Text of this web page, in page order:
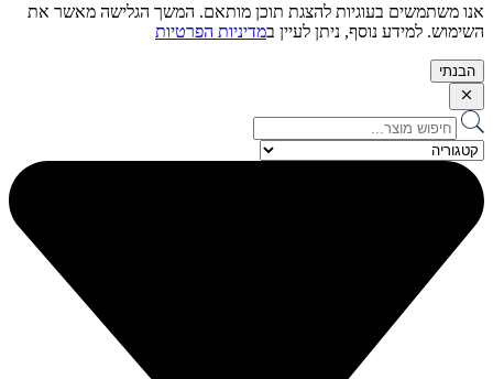
אנו משתמשים בעוגיות להצגת תוכן מותאם. המשך הגלישה מאשר את
השימוש. למידע נוסף, ניתן לעיין במדיניות הפרטיות
הבנתי
Search
...